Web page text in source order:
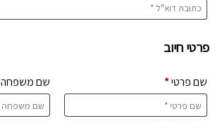
פרטי חיוב‫
שם פרטי* שם משפחה